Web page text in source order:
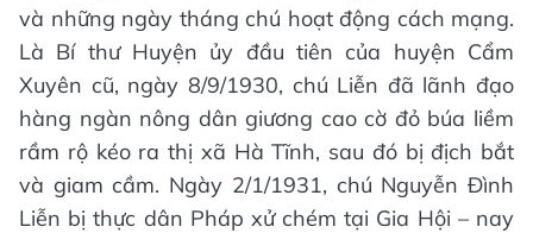
và những ngày tháng chú hoạt động cách mạng.
Là Bí thư Huyện ủy đầu tiên của huyện Cẩm
Xuyên cũ, ngày 8/9/1930, chú Liễn đã lãnh đạo
hàng ngàn nông dân giương cao cờ đỏ búa liềm
rầm rộ kéo ra thị xã Hà Tĩnh, sau đó bị địch bắt
và giam cầm. Ngày 2/1/1931, chú Nguyễn Đình
Liễn bị thực dân Pháp xử chém tại Gia Hội – nay